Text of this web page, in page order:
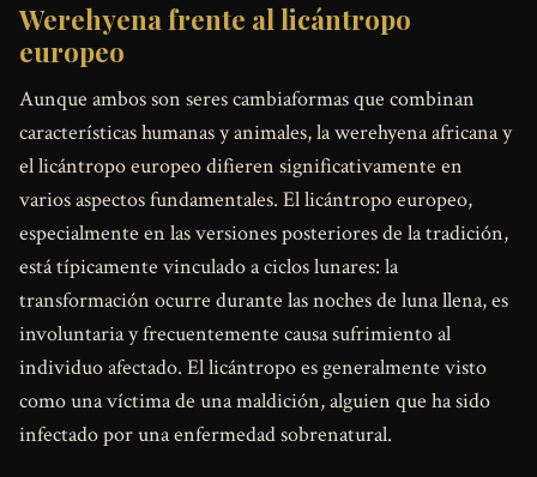
Werehyena frente al licántropo
europeo
Aunque ambos son seres cambiaformas que combinan
características humanas y animales, la werehyena africana y
el licántropo europeo difieren significativamente en
varios aspectos fundamentales. El licántropo europeo,
especialmente en las versiones posteriores de la tradición,
está típicamente vinculado a ciclos lunares: la
transformación ocurre durante las noches de luna llena, es
involuntaria y frecuentemente causa sufrimiento al
individuo afectado. El licántropo es generalmente visto
como una víctima de una maldición, alguien que ha sido
infectado por una enfermedad sobrenatural.